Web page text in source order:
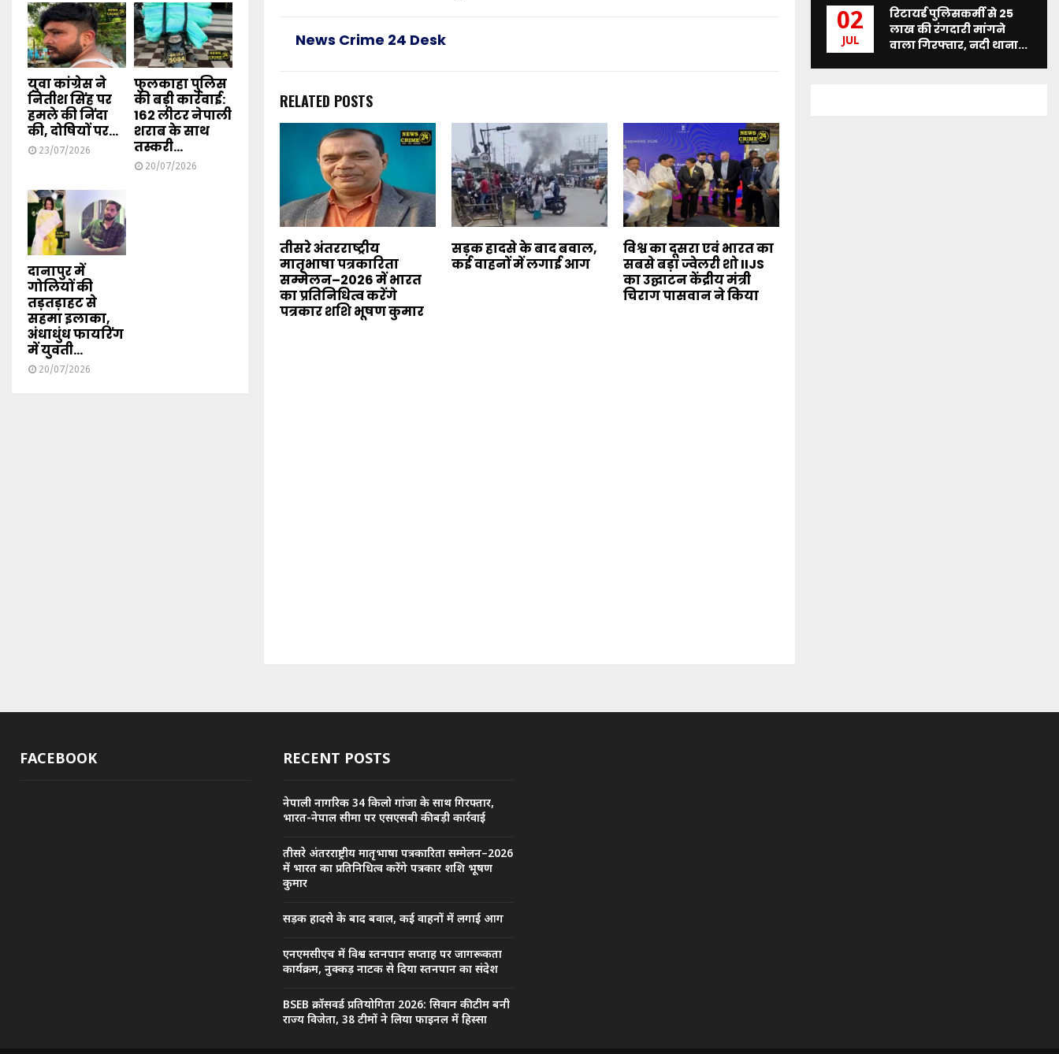
News Crime 24 Desk
RELATED POSTS
तीसरे अंतरराष्ट्रीय
मातृभाषा पत्रकारिता
सम्मेलन–2026 में भारत
का प्रतिनिधित्व करेंगे
पत्रकार शशि भूषण कुमार
सड़क हादसे के बाद बवाल,
कई वाहनों में लगाई आग
विश्व का दूसरा एवं भारत का
सबसे बड़ा ज्वेलरी शो IIJS
का उद्घाटन केंद्रीय मंत्री
चिराग पासवान ने किया
युवा कांग्रेस ने
नितीश सिंह पर
हमले की निंदा
की, दोषियों पर...
23/07/2026
फुलकाहा पुलिस
की बड़ी कार्रवाई:
162 लीटर नेपाली
शराब के साथ
तस्करी...
20/07/2026
दानापुर में
गोलियों की
तड़तड़ाहट से
सहमा इलाका,
अंधाधुंध फायरिंग
में युवती...
20/07/2026
02
JUL
रिटायर्ड पुलिसकर्मी से 25
लाख की रंगदारी मांगने
वाला गिरफ्तार, नदी थाना...
FACEBOOK RECENT POSTS
नेपाली नागरिक 34 किलो गांजा के साथ गिरफ्तार,
भारत-नेपाल सीमा पर एसएसबी की बड़ी कार्रवाई
तीसरे अंतरराष्ट्रीय मातृभाषा पत्रकारिता सम्मेलन–2026
में भारत का प्रतिनिधित्व करेंगे पत्रकार शशि भूषण
कुमार
सड़क हादसे के बाद बवाल, कई वाहनों में लगाई आग
एनएमसीएच में विश्व स्तनपान सप्ताह पर जागरूकता
कार्यक्रम, नुक्कड़ नाटक से दिया स्तनपान का संदेश
BSEB क्रॉसवर्ड प्रतियोगिता 2026: सिवान की टीम बनी
राज्य विजेता, 38 टीमों ने लिया फाइनल में हिस्सा